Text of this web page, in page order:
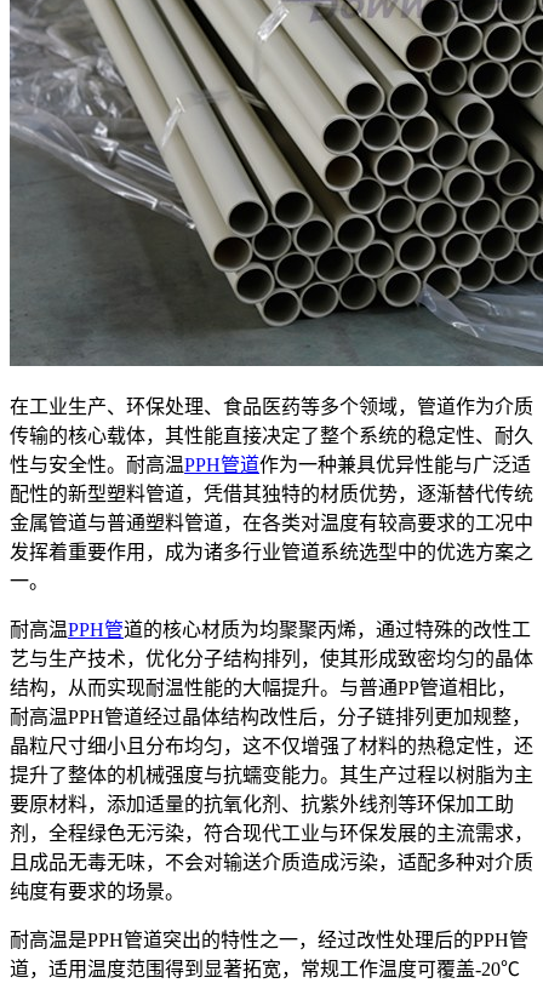
在工业生产、环保处理、食品医药等多个领域，管道作为介质
传输的核心载体，其性能直接决定了整个系统的稳定性、耐久
性与安全性。耐高温PPH管道作为一种兼具优异性能与广泛适
配性的新型塑料管道，凭借其独特的材质优势，逐渐替代传统
金属管道与普通塑料管道，在各类对温度有较高要求的工况中
发挥着重要作用，成为诸多行业管道系统选型中的优选方案之
一。
耐高温PPH管道的核心材质为均聚聚丙烯，通过特殊的改性工
艺与生产技术，优化分子结构排列，使其形成致密均匀的晶体
结构，从而实现耐温性能的大幅提升。与普通PP管道相比，
耐高温PPH管道经过晶体结构改性后，分子链排列更加规整，
晶粒尺寸细小且分布均匀，这不仅增强了材料的热稳定性，还
提升了整体的机械强度与抗蠕变能力。其生产过程以树脂为主
要原材料，添加适量的抗氧化剂、抗紫外线剂等环保加工助
剂，全程绿色无污染，符合现代工业与环保发展的主流需求，
且成品无毒无味，不会对输送介质造成污染，适配多种对介质
纯度有要求的场景。
耐高温是PPH管道突出的特性之一，经过改性处理后的PPH管
道，适用温度范围得到显著拓宽，常规工作温度可覆盖-20℃